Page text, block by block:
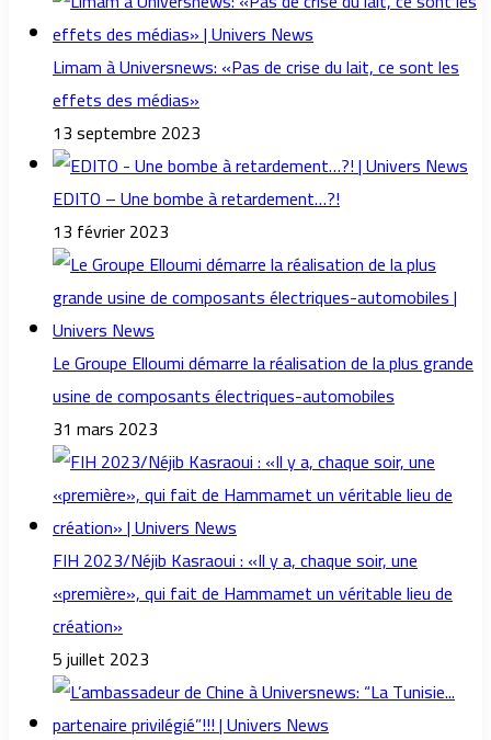
Limam à Universnews: «Pas de crise du lait, ce sont les
effets des médias»
13 septembre 2023
EDITO – Une bombe à retardement…?!
13 février 2023
Le Groupe Elloumi démarre la réalisation de la plus grande
usine de composants électriques-automobiles
31 mars 2023
FIH 2023/Néjib Kasraoui : «Il y a, chaque soir, une
«première», qui fait de Hammamet un véritable lieu de
création»
5 juillet 2023